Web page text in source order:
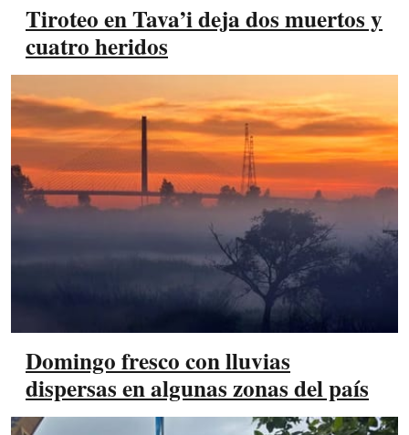
Tiroteo en Tava’i deja dos muertos y
cuatro heridos
Domingo fresco con lluvias
dispersas en algunas zonas del país